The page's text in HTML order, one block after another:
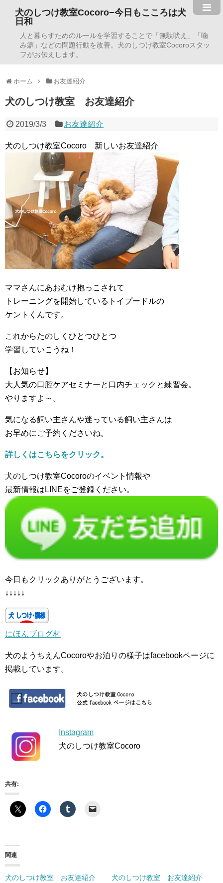
犬のしつけ教室Cocoro−今日もこころは犬
日和
人と暮らすためのルールを学習することで「無駄吠え」「噛
み癖」などの問題行動を改善。犬のしつけ教室Cocoroスタッ
フがお伝えします。
ホーム お友達紹介
犬のしつけ教室 お友達紹介
2019/3/3 お友達紹介
犬のしつけ教室Cocoro 新しいお友達紹介
ママさんにあおむけ抱っこされて
トレーニングを開始しているトイプードルの
ケントくんです。
これからたのしくひとつひとつ
学習していこうね！
【お知らせ】
大人気の口腔ケアセミナーと口内チェックと練習会。
やりますよ～。
気になる飼い主さんや迷っている飼い主さんは
お早めにご予約くださいね。
詳しくはこちらをクリック。
犬のしつけ教室Cocoroのイベント情報や
最新情報はLINEをご登録ください。
今日もクリックありがとうございます。
↓↓↓↓↓
にほんブログ村
犬のようちえんCocoroやお泊りの様子はfacebookページに
掲載しています。
Instagram
犬のしつけ教室Cocoro
共有:
関連
犬のしつけ教室 お友達紹介
犬のしつけ教室 お友達紹介